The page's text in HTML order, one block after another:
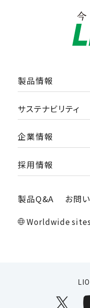
製品情報
サステナビリティ
企業情報
採用情報
製品Q&A お問
Worldwide sites